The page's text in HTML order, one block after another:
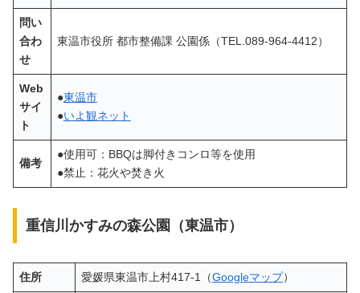
問い
合わ
せ
東温市役所 都市整備課 公園係（TEL.089-964-4412）
Web
サイ
ト
●東温市
●いよ観ネット
備考
●使用可：BBQは脚付きコンロ等を使用
●禁止：花火や焚き火
重信川かすみの森公園（東温市）
住所 愛媛県東温市上村417-1（Googleマップ）